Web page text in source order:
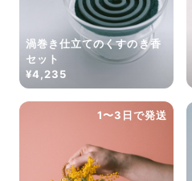
渦巻き仕立てのくすのき香
セット
¥4,235
1〜3日で発送